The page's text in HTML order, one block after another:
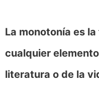
La monotonía es
cualquier
literatura o de la